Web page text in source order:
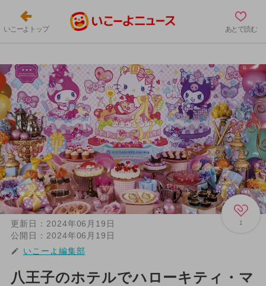
いこーよトップ あとで読む
1
更新日： 2024年06月19日
公開日： 2024年06月19日
いこーよ編集部
八王子のホテルでハローキティ・マ